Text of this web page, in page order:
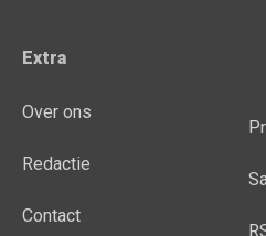
Extra
Over ons
Redactie
Contact